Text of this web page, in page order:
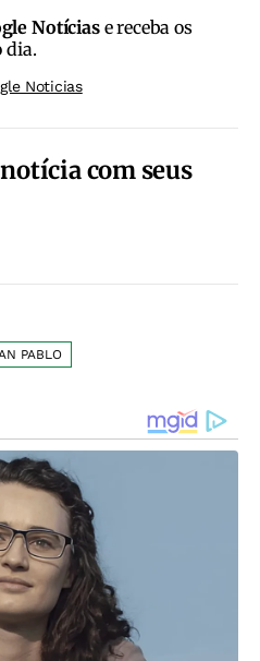
Notíciase receba os
dia.
Noticias
com seus
PABLO